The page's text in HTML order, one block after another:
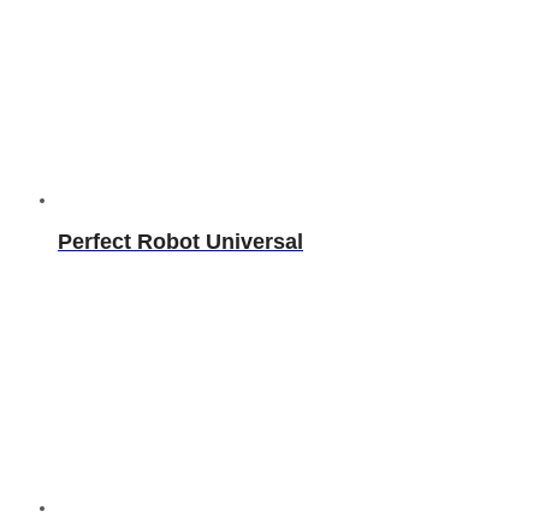
Perfect Robot Universal